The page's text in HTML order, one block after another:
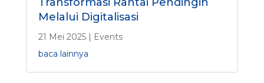
Melalui Digitalisasi
21 Mei 2025| Events
baca lainnya